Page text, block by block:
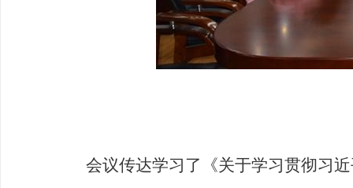
会议传达学习了
《关于学习贯彻习